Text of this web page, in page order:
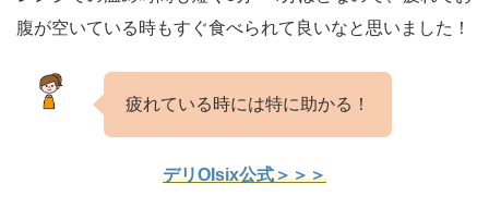
腹が空いている時もすぐ食べられて良いなと思いました！
疲れている時には特に助かる！
デリOIsix公式＞＞＞